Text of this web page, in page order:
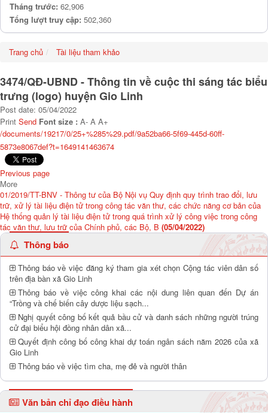
Tháng trước: 62,906
Tổng lượt truy cập: 502,360
Trang chủ Tài liệu tham khảo
3474/QĐ-UBND - Thông tin về cuộc thi sáng tác biểu
trưng (logo) huyện Gio Linh
Post date: 05/04/2022
Print Send Font size : A- A A+
/documents/19217/0/25+%285%29.pdf/9a52ba66-5f69-445d-60ff-
5873e8067def?t=1649141463674
Previous page
More
01/2019/TT-BNV - Thông tư của Bộ Nội vụ Quy định quy trình trao đổi, lưu
trữ, xử lý tài liệu điện tử trong công tác văn thư, các chức năng cơ bản của
Hệ thống quản lý tài liệu điện tử trong quá trình xử lý công việc trong công
tác văn thư, lưu trữ của Chính phủ, các Bộ, B (05/04/2022)
Thông báo
Thông báo về việc đăng ký tham gia xét chọn Cộng tác viên dân số
trên địa bàn xã Gio Linh
Thông báo về việc công khai các nội dung liên quan đến Dự án
“Trồng và chế biến cây dược liệu sạch...
Nghị quyết công bố kết quả bầu cử và danh sách những người trúng
cử đại biểu hội đồng nhân dân xã...
Quyết định công bố công khai dự toán ngân sách năm 2026 của xã
Gio Linh
Thông báo về việc tìm cha, mẹ đẻ và người thân
Văn bản chỉ đạo điều hành